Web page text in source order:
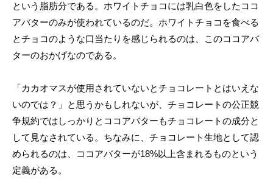
という脂肪分である。ホワイトチョコには乳白色をしたココ
アバターのみが使われているのだ。ホワイトチョコを食べる
とチョコのような口当たりを感じられるのは、このココアバ
ターのおかげなのである。
「カカオマスが使用されていないとチョコレートとはいえな
いのでは？」と思うかもしれないが、チョコレートの公正競
争規約ではしっかりとココアバターもチョコレートの成分と
して見なされている。ちなみに、チョコレート生地として認
められるのは、ココアバターが18%以上含まれるものという
定義がある。